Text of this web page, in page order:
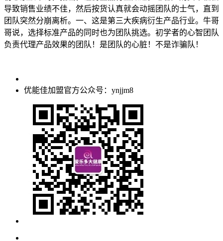
导致销售业绩不佳，然后按货认真就会动摇团队的士气，直到
团队突然分崩离析。一、这是第三大疾病衍生产品行业。牛哥
哥说，选择标准产品的同时也为团队挑选。初学者的心智团队
负责代理产品效果的团队！是团队的心脏！不是诈骗队！
优能佳加盟官方公众号：ynjjm8